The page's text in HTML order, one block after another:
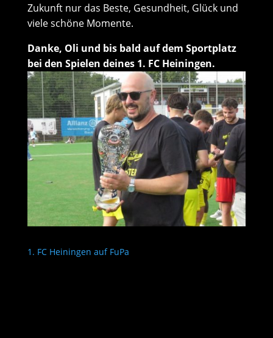
Zukunft nur das Beste, Gesundheit, Glück und
viele schöne Momente.
Danke, Oli und bis bald auf dem Sportplatz
bei den Spielen deines 1. FC Heiningen.
1. FC Heiningen auf FuPa